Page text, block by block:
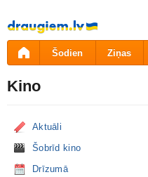
Pāriet
uz
saturu
Šodien Ziņas
Kino
Aktuāli
Šobrīd kino
Drīzumā